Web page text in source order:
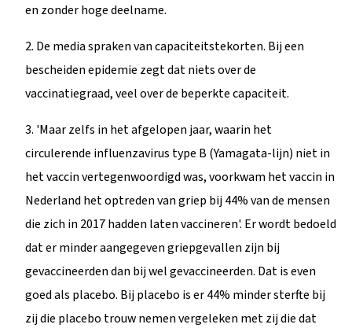
en zonder hoge deelname.
2. De media spraken van capaciteitstekorten. Bij een
bescheiden epidemie zegt dat niets over de
vaccinatiegraad, veel over de beperkte capaciteit.
3. 'Maar zelfs in het afgelopen jaar, waarin het
circulerende influenzavirus type B (Yamagata-lijn) niet in
het vaccin vertegenwoordigd was, voorkwam het vaccin in
Nederland het optreden van griep bij 44% van de mensen
die zich in 2017 hadden laten vaccineren'. Er wordt bedoeld
dat er minder aangegeven griepgevallen zijn bij
gevaccineerden dan bij wel gevaccineerden. Dat is even
goed als placebo. Bij placebo is er 44% minder sterfte bij
zij die placebo trouw nemen vergeleken met zij die dat